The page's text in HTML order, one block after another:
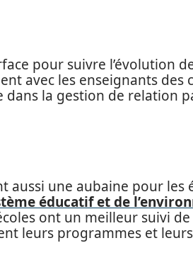
pour suivre l’évolution
avec les enseignants des
dans la gestion de relation
une aubaine pour les
éducatif et de
ont un meilleur suivi
leurs programmes et